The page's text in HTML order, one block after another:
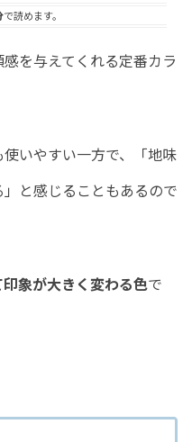
で読めます。
を与えてくれる定番カラ
いやすい一方で、「地味
と感じることもあるので
象が大きく変わる色で